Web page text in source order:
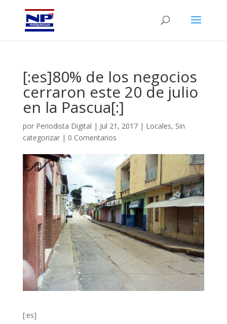
[:es]80% de los negocios
cerraron este 20 de julio
en la Pascua[:]
por Periodista Digital | Jul 21, 2017| Locales, Sin
categorizar| 0 Comentarios
[:es]